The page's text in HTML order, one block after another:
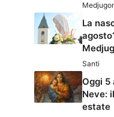
La
Santi
Oggi 5
Neve:
estate